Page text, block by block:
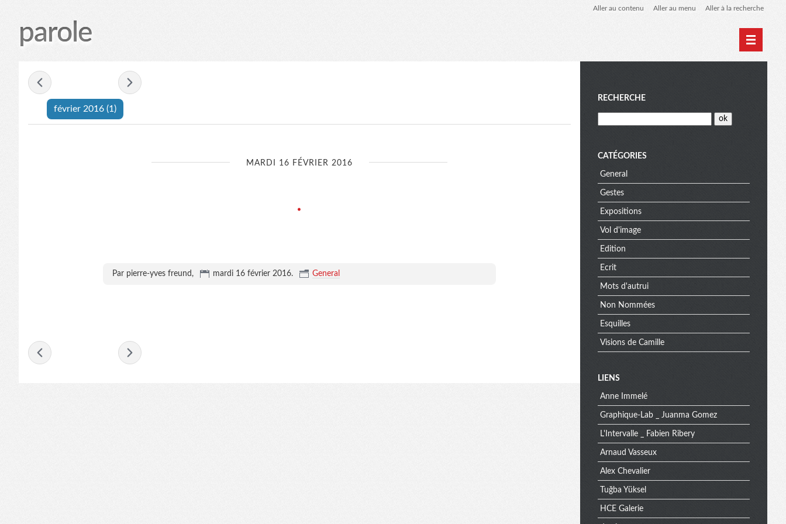
Aller au contenu Aller au menu Aller à la recherche
parole
- février 2016 -
février 2016 (1)
MARDI 16 FÉVRIER 2016
.
Par pierre-yves freund, mardi 16 février 2016. General
- février 2016 -
M
e
n
u
RECHERCHE
CATÉGORIES
General
Gestes
Expositions
Vol d'image
Edition
Ecrit
Mots d'autrui
Non Nommées
Esquilles
Visions de Camille
M
e
n
u
LIENS
Anne Immelé
Graphique-Lab _ Juanma Gomez
L'Intervalle _ Fabien Ribery
Arnaud Vasseux
Alex Chevalier
Tuğba Yüksel
HCE Galerie